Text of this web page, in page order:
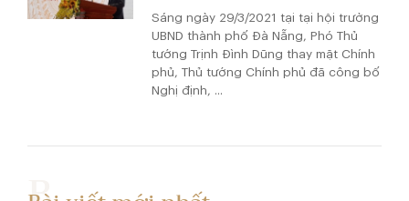
Sáng ngày 29/3/2021 tại tại hội trường
UBND thành phố Đà Nẵng, Phó Thủ
tướng Trịnh Đình Dũng thay mặt Chính
phủ, Thủ tướng Chính phủ đã công bố
Nghị định, ...